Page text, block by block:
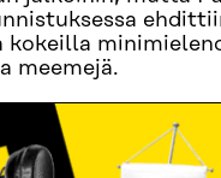
kokeilla
meemejä.